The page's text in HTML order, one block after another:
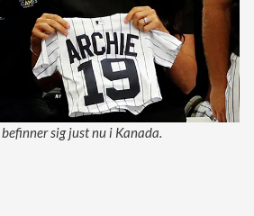
sig just nu i Kanada.